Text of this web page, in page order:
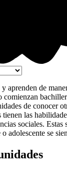
aprenden de
comienzan
de conocer
las
sociales. Estas
adolescente se